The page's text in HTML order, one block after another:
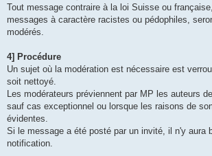
Tout message contraire à la loi Suisse ou
messages à caractère racistes ou pédophiles,
modérés.
4] Procédure
Un sujet où la modération est nécessaire est
soit nettoyé.
Les modérateurs préviennent par MP les auteurs
sauf cas exceptionnel ou lorsque les raisons de
évidentes.
Si le message a été posté par un invité, il n'y aura
notification.